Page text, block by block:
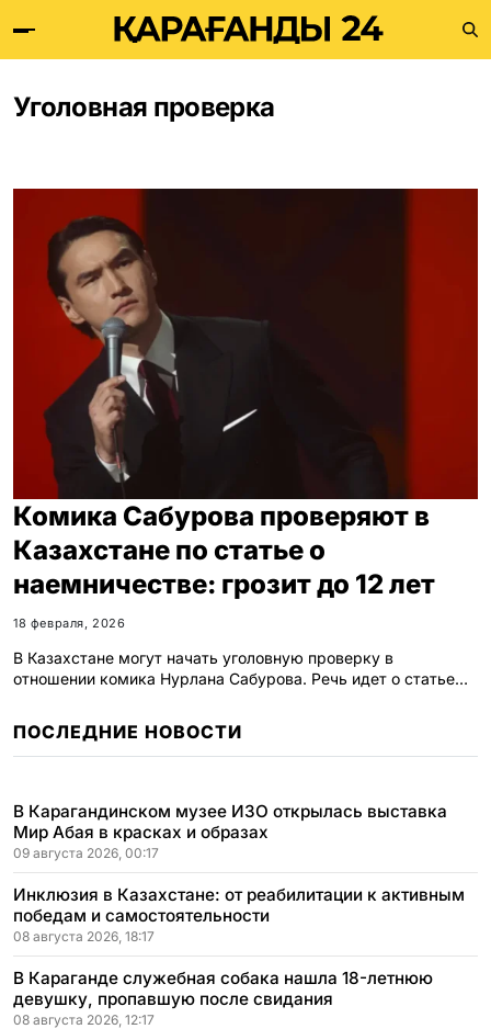
Уголовная проверка
Комика Сабурова проверяют в
Казахстане по статье о
наемничестве: грозит до 12 лет
18 февраля, 2026
В Казахстане могут начать уголовную проверку в
отношении комика Нурлана Сабурова. Речь идет о статье…
ПОСЛЕДНИЕ НОВОСТИ
В Карагандинском музее ИЗО открылась выставка
Мир Абая в красках и образах
09 августа 2026, 00:17
Инклюзия в Казахстане: от реабилитации к активным
победам и самостоятельности
08 августа 2026, 18:17
В Караганде служебная собака нашла 18-летнюю
девушку, пропавшую после свидания
08 августа 2026, 12:17